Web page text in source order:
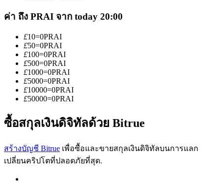
การวิเคราะห์ข้อมูลขนาดใหญ่ รวมถึงข้อมูลการค้า ฯลฯ
แนะนำ
ค่า ถึง PRAI จาก today 20:00
£10=0PRAI
£50=0PRAI
£100=0PRAI
£500=0PRAI
£1000=0PRAI
£5000=0PRAI
£10000=0PRAI
£50000=0PRAI
ซื้อสกุลเงินดิจิทัลด้วย Bitrue
สร้างบัญชี Bitrue เพื่อซื้อและขายสกุลเงินดิจิทัลบนการแลก
เปลี่ยนคริปโตที่ปลอดภัยที่สุด.